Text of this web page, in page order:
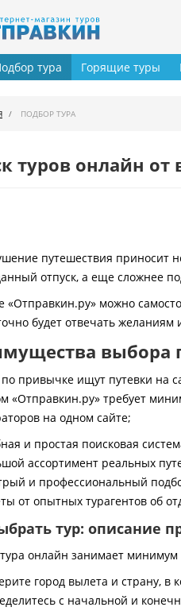
тура Горящие туры
ПОДБОР ТУРА
туров онлайн от
путешествия приносит
отпуск, а еще сложнее
«Отправкин.ру» можно
будет отвечать желаниям
выбора
привычке ищут путевки на
«Отправкин.ру» требует
на одном сайте;
и простая поисковая
ассортимент реальных
и профессиональный
от опытных турагентов об
тур: описание
онлайн занимает
город вылета и страну, в
с начальной и